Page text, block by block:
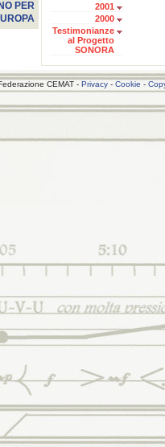
PER
2001
2000
Testimonianze
al Progetto
SONORA
CEMAT - Privacy - Cookie -